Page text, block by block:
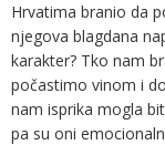
Hrvatima branio da
njegova blagdana
karakter? Tko nam
počastimo vinom i
nam isprika mogla
pa su oni